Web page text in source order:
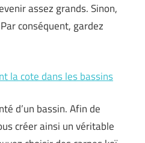
assez grands. Sinon,
conséquent, gardez
la cote dans les bassins
d’un bassin. Afin de
créer ainsi un véritable